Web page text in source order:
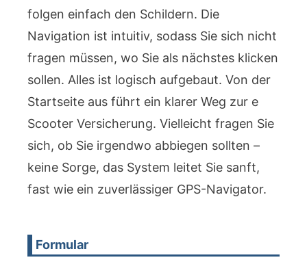
folgen einfach den Schildern. Die
Navigation ist intuitiv, sodass Sie sich nicht
fragen müssen, wo Sie als nächstes klicken
sollen. Alles ist logisch aufgebaut. Von der
Startseite aus führt ein klarer Weg zur e
Scooter Versicherung. Vielleicht fragen Sie
sich, ob Sie irgendwo abbiegen sollten –
keine Sorge, das System leitet Sie sanft,
fast wie ein zuverlässiger GPS-Navigator.
Formular